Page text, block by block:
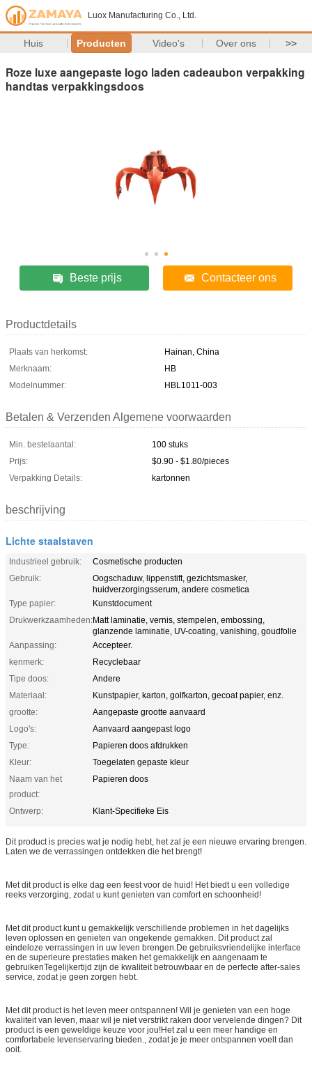
Luox Manufacturing Co., Ltd.
Huis Producten Video's Over ons >>
Roze luxe aangepaste logo laden cadeaubon verpakking
handtas verpakkingsdoos
Beste prijs Contacteer ons
Productdetails
Plaats van herkomst:
Hainan, China
Merknaam:
HB
Modelnummer:
HBL1011-003
Betalen & Verzenden Algemene voorwaarden
Min. bestelaantal:
100 stuks
Prijs:
$0.90 - $1.80/pieces
Verpakking Details:
kartonnen
beschrijving
Lichte staalstaven
Industrieel gebruik:
Cosmetische producten
Gebruik:
Oogschaduw, lippenstift, gezichtsmasker,
huidverzorgingsserum, andere cosmetica
Type papier:
Kunstdocument
Drukwerkzaamheden:Matt laminatie, vernis, stempelen, embossing,
glanzende laminatie, UV-coating, vanishing, goudfolie
Aanpassing:
Accepteer.
kenmerk:
Recyclebaar
Tipe doos:
Andere
Materiaal:
Kunstpapier, karton, golfkarton, gecoat papier, enz.
grootte:
Aangepaste grootte aanvaard
Logo's:
Aanvaard aangepast logo
Type:
Papieren doos afdrukken
Kleur:
Toegelaten gepaste kleur
Naam van het
product:
Papieren doos
Ontwerp: Klant-Specifieke Eis
Dit product is precies wat je nodig hebt, het zal je een nieuwe ervaring brengen.
Laten we de verrassingen ontdekken die het brengt!
Met dit product is elke dag een feest voor de huid! Het biedt u een volledige
reeks verzorging, zodat u kunt genieten van comfort en schoonheid!
Met dit product kunt u gemakkelijk verschillende problemen in het dagelijks
leven oplossen en genieten van ongekende gemakken. Dit product zal
eindeloze verrassingen in uw leven brengen.De gebruiksvriendelijke interface
en de superieure prestaties maken het gemakkelijk en aangenaam te
gebruikenTegelijkertijd zijn de kwaliteit betrouwbaar en de perfecte after-sales
service, zodat je geen zorgen hebt.
Met dit product is het leven meer ontspannen! Wil je genieten van een hoge
kwaliteit van leven, maar wil je niet verstrikt raken door vervelende dingen? Dit
product is een geweldige keuze voor jou!Het zal u een meer handige en
comfortabele levenservaring bieden., zodat je je meer ontspannen voelt dan
ooit.